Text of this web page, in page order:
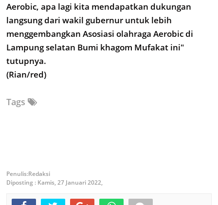
Aerobic, apa lagi kita mendapatkan dukungan
langsung dari wakil gubernur untuk lebih
menggembangkan Asosiasi olahraga Aerobic di
Lampung selatan Bumi khagom Mufakat ini"
tutupnya.
(Rian/red)
Tags
Redaksi
Diposting : Kamis, 27 Januari 2022,